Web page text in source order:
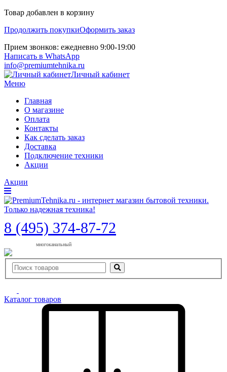
Товар добавлен в корзину
Продолжить покупкиОформить заказ
Прием звонков: ежедневно 9:00-19:00
Написать в WhatsApp
info@premiumtehnika.ru
Личный кабинет
Меню
Главная
О магазине
Оплата
Контакты
Как сделать заказ
Доставка
Подключение техники
Акции
Акции
8 (495) 374-87-72
многоканальный
Каталог товаров